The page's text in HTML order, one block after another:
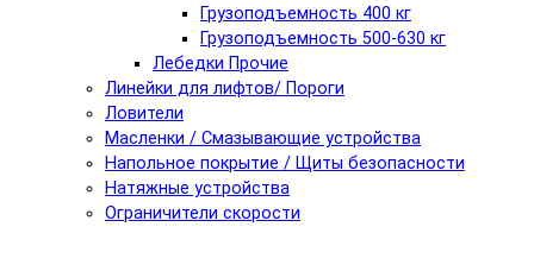
Грузоподъемность 400 кг
Грузоподъемность 500-630 кг
Лебедки Прочие
Линейки для лифтов/ Пороги
Ловители
Масленки / Смазывающие устройства
Напольное покрытие / Щиты безопасности
Натяжные устройства
Ограничители скорости